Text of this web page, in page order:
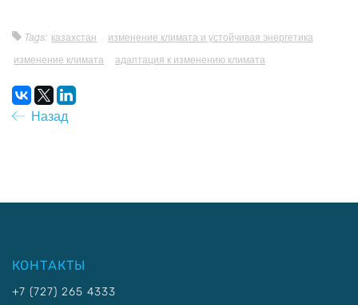
Tags: казахстан
изменение климата и устойчивая энергетика
изменение климата
адаптация к изменению климата
Назад
КОНТАКТЫ
+7 (727) 265 4333